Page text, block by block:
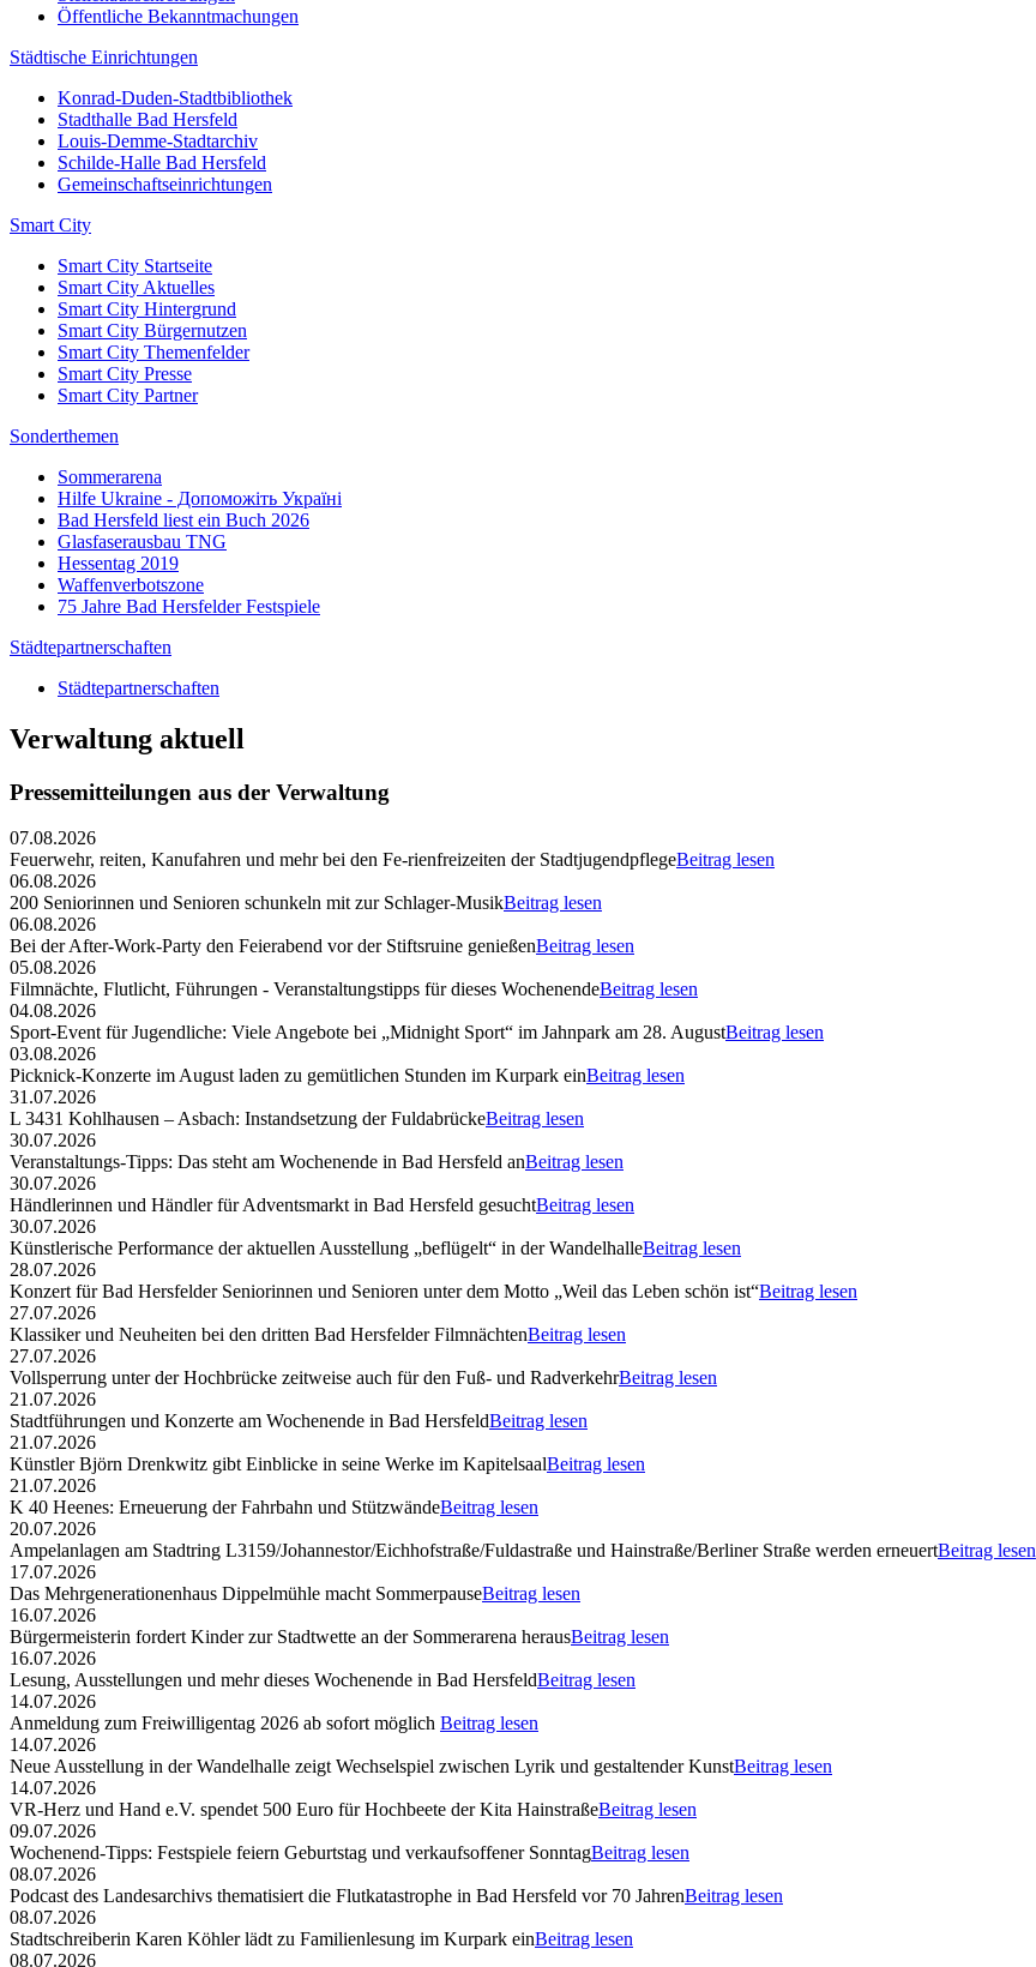
Öffentliche Bekanntmachungen
Städtische Einrichtungen
Konrad-Duden-Stadtbibliothek
Stadthalle Bad Hersfeld
Louis-Demme-Stadtarchiv
Schilde-Halle Bad Hersfeld
Gemeinschaftseinrichtungen
Smart City
Smart City Startseite
Smart City Aktuelles
Smart City Hintergrund
Smart City Bürgernutzen
Smart City Themenfelder
Smart City Presse
Smart City Partner
Sonderthemen
Sommerarena
Hilfe Ukraine - Допоможіть Україні
Bad Hersfeld liest ein Buch 2026
Glasfaserausbau TNG
Hessentag 2019
Waffenverbotszone
75 Jahre Bad Hersfelder Festspiele
Städtepartnerschaften
Städtepartnerschaften
Verwaltung aktuell
Pressemitteilungen aus der Verwaltung
07.08.2026
Feuerwehr, reiten, Kanufahren und mehr bei den Fe-rienfreizeiten der StadtjugendpflegeBeitrag lesen
06.08.2026
200 Seniorinnen und Senioren schunkeln mit zur Schlager-MusikBeitrag lesen
06.08.2026
Bei der After-Work-Party den Feierabend vor der Stiftsruine genießenBeitrag lesen
05.08.2026
Filmnächte, Flutlicht, Führungen - Veranstaltungstipps für dieses WochenendeBeitrag lesen
04.08.2026
Sport-Event für Jugendliche: Viele Angebote bei „Midnight Sport“ im Jahnpark am 28. AugustBeitrag lesen
03.08.2026
Picknick-Konzerte im August laden zu gemütlichen Stunden im Kurpark einBeitrag lesen
31.07.2026
L 3431 Kohlhausen – Asbach: Instandsetzung der FuldabrückeBeitrag lesen
30.07.2026
Veranstaltungs-Tipps: Das steht am Wochenende in Bad Hersfeld anBeitrag lesen
30.07.2026
Händlerinnen und Händler für Adventsmarkt in Bad Hersfeld gesuchtBeitrag lesen
30.07.2026
Künstlerische Performance der aktuellen Ausstellung „beflügelt“ in der WandelhalleBeitrag lesen
28.07.2026
Konzert für Bad Hersfelder Seniorinnen und Senioren unter dem Motto „Weil das Leben schön ist“Beitrag lesen
27.07.2026
Klassiker und Neuheiten bei den dritten Bad Hersfelder FilmnächtenBeitrag lesen
27.07.2026
Vollsperrung unter der Hochbrücke zeitweise auch für den Fuß- und RadverkehrBeitrag lesen
21.07.2026
Stadtführungen und Konzerte am Wochenende in Bad HersfeldBeitrag lesen
21.07.2026
Künstler Björn Drenkwitz gibt Einblicke in seine Werke im KapitelsaalBeitrag lesen
21.07.2026
K 40 Heenes: Erneuerung der Fahrbahn und StützwändeBeitrag lesen
20.07.2026
Ampelanlagen am Stadtring L3159/Johannestor/Eichhofstraße/Fuldastraße und Hainstraße/Berliner Straße werden erneuertBeitrag lesen
17.07.2026
Das Mehrgenerationenhaus Dippelmühle macht SommerpauseBeitrag lesen
16.07.2026
Bürgermeisterin fordert Kinder zur Stadtwette an der Sommerarena herausBeitrag lesen
16.07.2026
Lesung, Ausstellungen und mehr dieses Wochenende in Bad HersfeldBeitrag lesen
14.07.2026
Anmeldung zum Freiwilligentag 2026 ab sofort möglich Beitrag lesen
14.07.2026
Neue Ausstellung in der Wandelhalle zeigt Wechselspiel zwischen Lyrik und gestaltender KunstBeitrag lesen
14.07.2026
VR-Herz und Hand e.V. spendet 500 Euro für Hochbeete der Kita HainstraßeBeitrag lesen
09.07.2026
Wochenend-Tipps: Festspiele feiern Geburtstag und verkaufsoffener SonntagBeitrag lesen
08.07.2026
Podcast des Landesarchivs thematisiert die Flutkatastrophe in Bad Hersfeld vor 70 JahrenBeitrag lesen
08.07.2026
Stadtschreiberin Karen Köhler lädt zu Familienlesung im Kurpark einBeitrag lesen
08.07.2026